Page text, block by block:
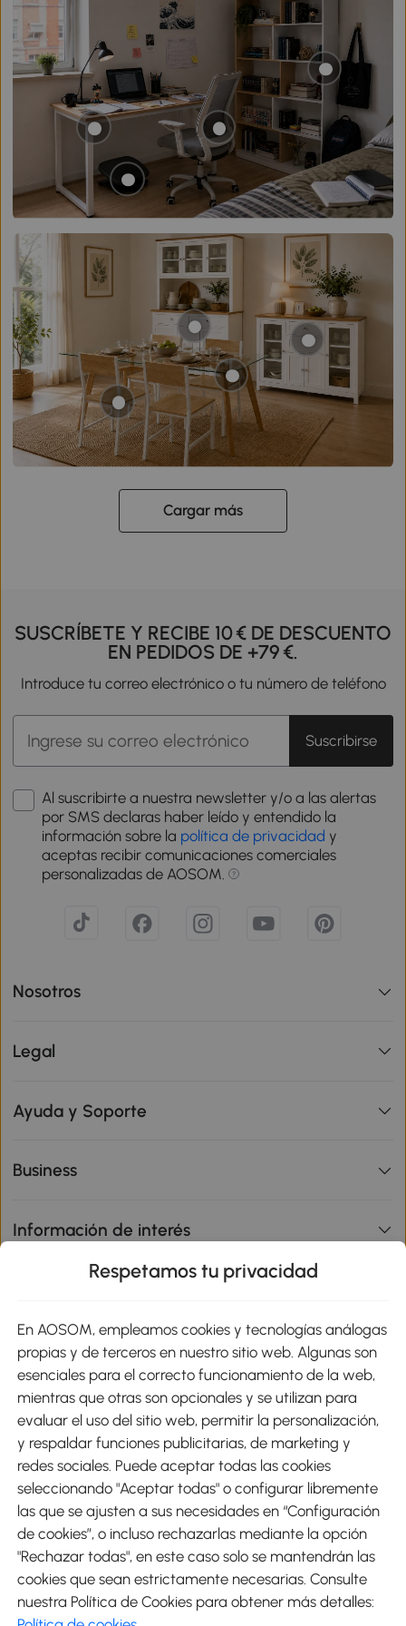
Cargar más
SUSCRÍBETE Y RECIBE 10 € DE DESCUENTO
EN PEDIDOS DE +79 €.
Introduce tu correo electrónico o tu número de teléfono
Suscribirse
Al suscribirte a nuestra newsletter y/o a las alertas
por SMS declaras haber leído y entendido la
información sobre la política de privacidad y
aceptas recibir comunicaciones comerciales
personalizadas de AOSOM.
Nosotros
Legal
Ayuda y Soporte
Business
Información de interés
Métodos de Pago
Envíos
Descargar Aosom App
Google Play
Respetamos tu privacidad
En AOSOM, empleamos cookies y tecnologías análogas
propias y de terceros en nuestro sitio web. Algunas son
esenciales para el correcto funcionamiento de la web,
mientras que otras son opcionales y se utilizan para
evaluar el uso del sitio web, permitir la personalización,
y respaldar funciones publicitarias, de marketing y
redes sociales. Puede aceptar todas las cookies
seleccionando "Aceptar todas" o configurar libremente
las que se ajusten a sus necesidades en “Configuración
de cookies”, o incluso rechazarlas mediante la opción
"Rechazar todas", en este caso solo se mantendrán las
cookies que sean estrictamente necesarias. Consulte
nuestra Política de Cookies para obtener más detalles: